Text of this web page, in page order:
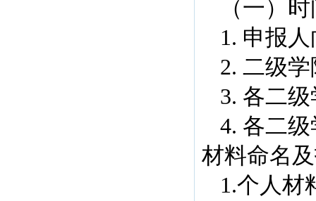
（一）
1. 申报
2. 二级
3. 各二
4. 各二
材料命名
1.个人材